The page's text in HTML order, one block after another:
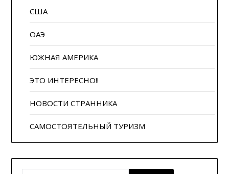
США
ОАЭ
ЮЖНАЯ АМЕРИКА
ЭТО ИНТЕРЕСНО!!
НОВОСТИ СТРАННИКА
САМОСТОЯТЕЛЬНЫЙ ТУРИЗМ